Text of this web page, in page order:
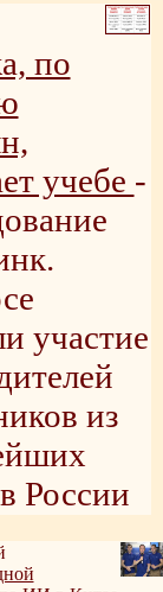
по
учебе -
участие
из
России